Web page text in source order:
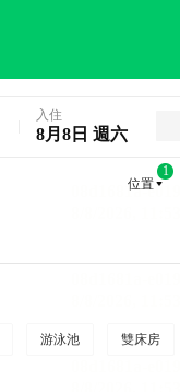
入住
8月8日 週六
位置
1
游泳池 雙床房